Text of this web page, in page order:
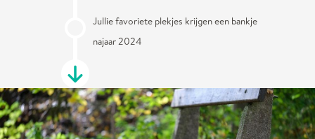
Jullie favoriete plekjes krijgen een bankje
najaar 2024